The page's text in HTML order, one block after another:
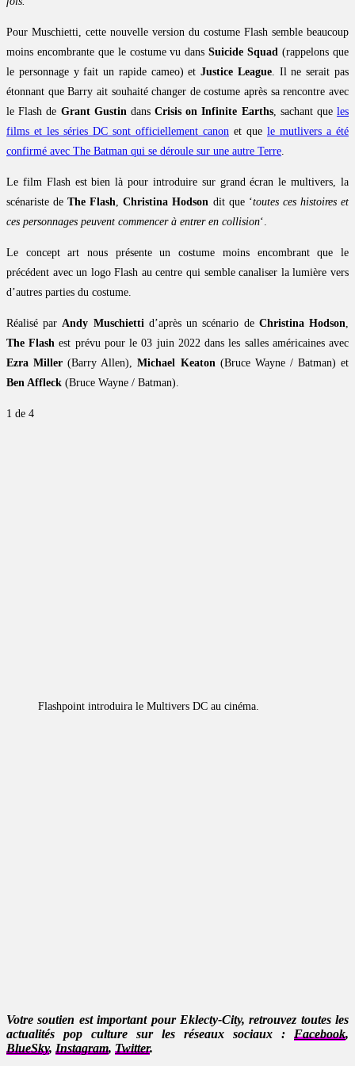
Pour Muschietti, cette nouvelle version du costume Flash semble beaucoup
moins encombrante que le costume vu dansSuicide Squad (rappelons que
le personnage y fait un rapide cameo) etJustice League. Il ne serait pas
étonnant que Barry ait souhaité changer de costume après sa rencontre avec
le Flash de Grant Gustin dansCrisis on Infinite Earths, sachant queles
films et les séries DC sont officiellement canon et que le mutlivers a été
confirmé avec The Batman qui se déroule sur une autre Terre
Le film Flash est bien là pour introduire sur grand écran le multivers, la
scénariste deThe Flash ,Christina Hodson dit que ‘toutes ces histoires et
ces personnages peuvent commencer à entrer en collision‘.
Le concept art nous présente un costume moins encombrant que le
précédent avec un logo Flash au centre qui semble canaliser la lumière vers
d’autres parties du costume.
Réalisé par Andy Muschietti d’après un scénario de Christina Hodson
The Flash est prévu pour le 03 juin 2022 dans les salles américaines avec
Ezra Miller (Barry Allen),Michael Keaton (Bruce Wayne / Batman) et
Ben Affleck (Bruce Wayne / Batman).
1 de 4
Flashpoint introduira le Multivers DC au cinéma.
Votre soutien est important pour Eklecty-City, retrouvez toutes les
actualités pop culture sur les réseaux sociaux : Facebook,
BlueSky, Instagram, Twitter.